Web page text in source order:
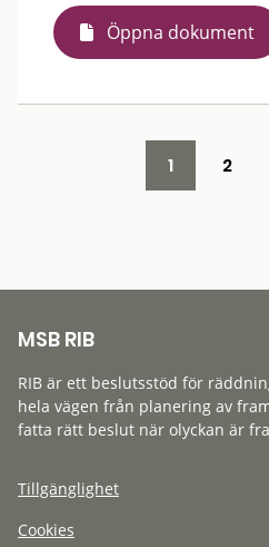
Öppna dokument
1 2
MSB RIB
RIB är ett beslutsstöd för
hela vägen från planering av
fatta rätt beslut när olyckan är
Tillgänglighet
Cookies